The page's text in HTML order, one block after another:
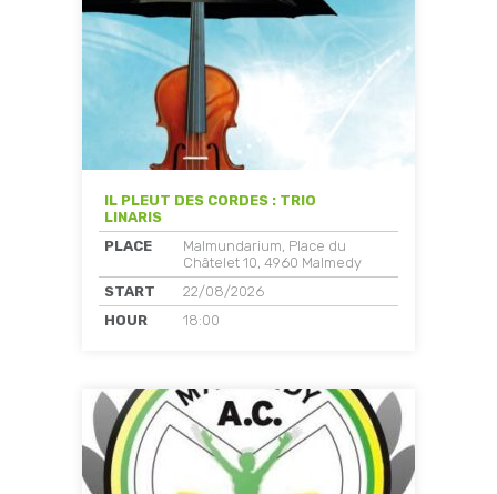
IL PLEUT DES CORDES : TRIO
LINARIS
PLACE
Malmundarium, Place du
Châtelet 10, 4960 Malmedy
START
22/08/2026
HOUR
18:00